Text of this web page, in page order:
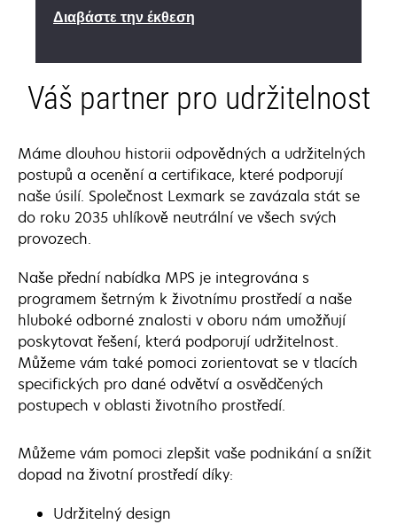
tab
Διαβάστε την έκθεση
a
tab
Váš partner pro udržitelnost
Máme dlouhou historii odpovědných a udržitelných
postupů a ocenění a certifikace, které podporují
naše úsilí. Společnost Lexmark se zavázala stát se
do roku 2035 uhlíkově neutrální ve všech svých
provozech.
Naše přední nabídka MPS je integrována s
programem šetrným k životnímu prostředí a naše
hluboké odborné znalosti v oboru nám umožňují
poskytovat řešení, která podporují udržitelnost.
Můžeme vám také pomoci zorientovat se v tlacích
specifických pro dané odvětví a osvědčených
postupech v oblasti životního prostředí.
Můžeme vám pomoci zlepšit vaše podnikání a snížit
dopad na životní prostředí díky:
Udržitelný design